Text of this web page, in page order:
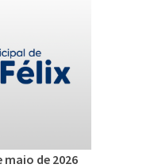
maio de 2026